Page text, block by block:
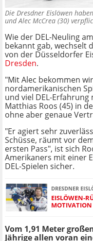
Die Dresdner Eislöwen
und Alec McCrea (30)
Wie der DEL-Neuling
bekannt gab, wechselt
von der Düsseldorfer
Dresden.
"Mit Alec bekommen
nordamerikanischen
und viel DEL-
Matthias Roos (45) in
ohne aber genaue
"Er agiert sehr
Schüsse, räumt vor
ersten Pass", ist sich
Amerikaners mit einer
DEL-Spielen sicher.
DRESDNER
EISLÖWEN-
Vom 1,91 Meter
Jährige allen voran